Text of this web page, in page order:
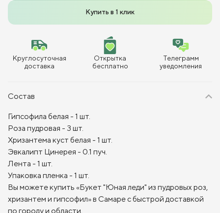
Купить в 1 клик
Круглосуточная
доставка
Открытка
бесплатно
Телеграмм
уведомления
Состав
Гипсофила белая - 1 шт.
Роза пудровая - 3 шт.
Хризантема куст белая - 1 шт.
Эвкалипт Цинерея - 0.1 пуч.
Лента - 1 шт.
Упаковка пленка - 1 шт.
Вы можете купить «Букет "Юная леди" из пудровых роз,
хризантем и гипсофил» в Самаре с быстрой доставкой
по городу и области.